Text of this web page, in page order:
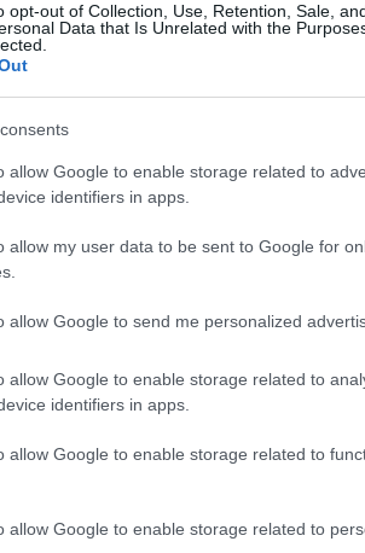
opt-out of Collection, Use, Retention, Sale,
Data that Is Unrelated with the
allow Google to enable storage related to
identifiers in apps.
allow my user data to be sent to Google for
allow Google to send me personalized
allow Google to enable storage related to
identifiers in apps.
allow Google to enable storage related to
allow Google to enable storage related to
Ταξί: Νέα απεργία
οι οδηγοί
ΠΟΛΙΤΙΚΗ
λόγο πωλείται η άδεια ταξί
αντικειμενική αξία είναι
ΕΛΛΑΔΑ 15/01/2026 19:58